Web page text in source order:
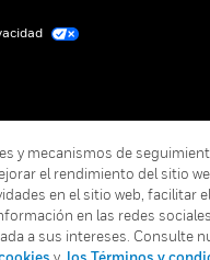
y mecanismos de
el rendimiento del sitio
en el sitio web, facilitar el
en las redes
a sus intereses. Consulte